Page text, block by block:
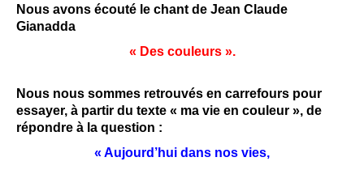
Nous avons écouté le chant de Jean Claude
Gianadda
« Des couleurs ».
Nous nous sommes retrouvés en carrefours pour
essayer, à partir du texte « ma vie en couleur », de
répondre à la question :
« Aujourd’hui dans nos vies,